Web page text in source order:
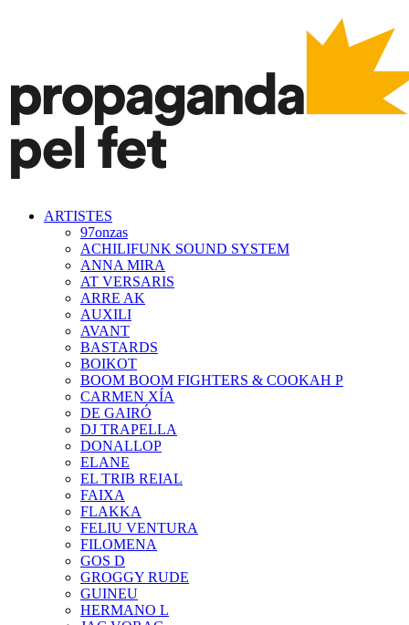
ARTISTES
97onzas
ACHILIFUNK SOUND SYSTEM
ANNA MIRA
AT VERSARIS
ARRE AK
AUXILI
AVANT
BASTARDS
BOIKOT
BOOM BOOM FIGHTERS & COOKAH P
CARMEN XÍA
DE GAIRÓ
DJ TRAPELLA
DONALLOP
ELANE
EL TRIB REIAL
FAIXA
FLAKKA
FELIU VENTURA
FILOMENA
GOS D
GROGGY RUDE
GUINEU
HERMANO L